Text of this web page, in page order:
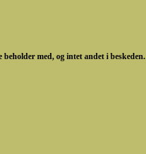
med, og intet andet i beskeden.